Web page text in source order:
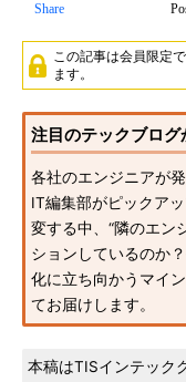
Share
この記事は会員限定で
ます。
注目のテックブロ
各社のエンジニアが
IT編集部がピックア
変する中、“隣のエン
ションしているのか
化に立ち向かうマイ
てお届けします。
本稿はTISインテック